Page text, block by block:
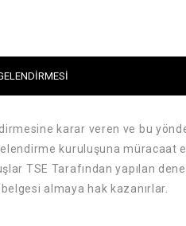
karar veren ve bu
kuruluşuna müracaat
TSE Tarafından yapılan
almaya hak kazanırlar.